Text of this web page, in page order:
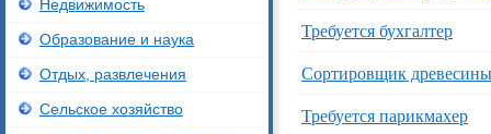
Требуется бухгалтер
Сортировщик древесины
Требуется парикмахер
Недвижимость
Образование и наука
Отдых, развлечения
Сельское хозяйство